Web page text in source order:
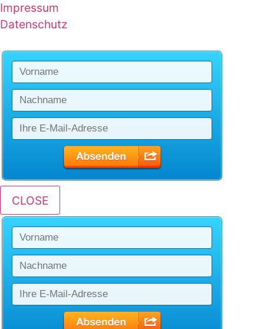
Impressum
Datenschutz
CLOSE